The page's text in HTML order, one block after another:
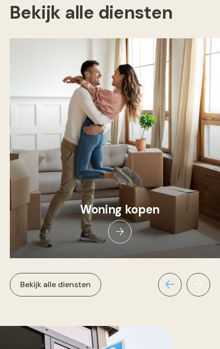
Bekijk alle diensten
Woning kopen
Bekijk alle diensten